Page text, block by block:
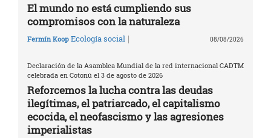
El mundo no está cumpliendo sus
compromisos con la naturaleza
Fermín Koop Ecología social | 08/08/2026
Declaración de la Asamblea Mundial de la red internacional CADTM
celebrada en Cotonú el 3 de agosto de 2026
Reforcemos la lucha contra las deudas
ilegítimas, el patriarcado, el capitalismo
ecocida, el neofascismo y las agresiones
imperialistas